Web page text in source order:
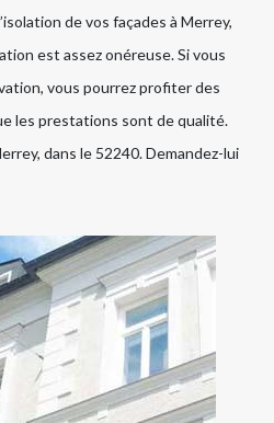
de vos façades à Merrey,
est assez onéreuse. Si vous
vous pourrez profiter des
les prestations sont de qualité.
dans le 52240. Demandez-lui